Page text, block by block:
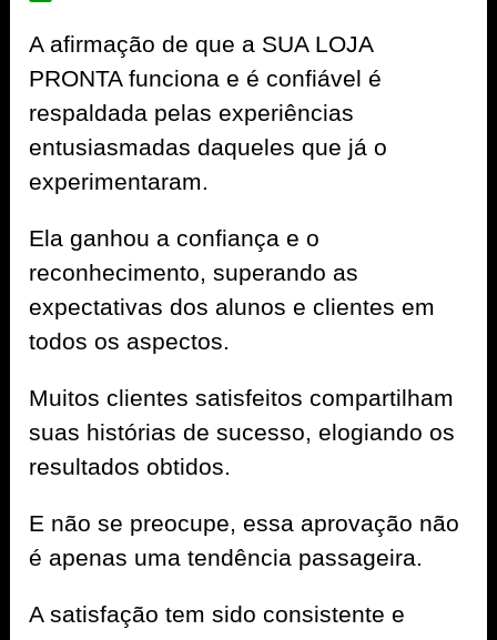
A afirmação de que a SUA LOJA
PRONTA funciona e é confiável é
respaldada pelas experiências
entusiasmadas daqueles que já o
experimentaram.
Ela ganhou a confiança e o
reconhecimento, superando as
expectativas dos alunos e clientes em
todos os aspectos.
Muitos clientes satisfeitos compartilham
suas histórias de sucesso, elogiando os
resultados obtidos.
E não se preocupe, essa aprovação não
é apenas uma tendência passageira.
A satisfação tem sido consistente e